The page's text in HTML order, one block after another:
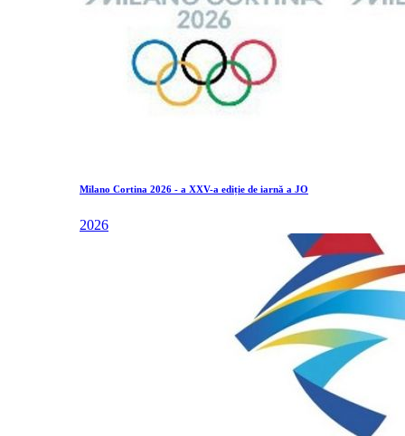
Milano Cortina 2026 - a XXV-a ediție de iarnă a JO
2026